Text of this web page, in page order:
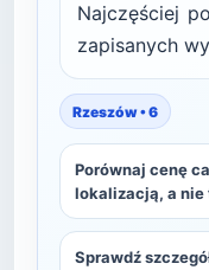
Najczęściej
zapisanych
Rzeszów • 6
Porównaj cenę
lokalizacją, a nie
Sprawdź